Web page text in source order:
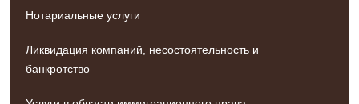
Нотариальные услуги
Ликвидация компаний, несостоятельность и
банкротство